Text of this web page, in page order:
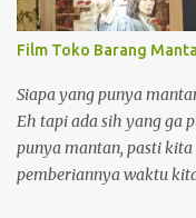
membantu mereka
bersedekah juga
membutuhkan, umat
meringankan beban
sesama umat dan juga
satu ibadah yang
Film Toko Barang
Siapa yang punya
Eh tapi ada sih yang ga
punya mantan, pasti
pemberiannya waktu